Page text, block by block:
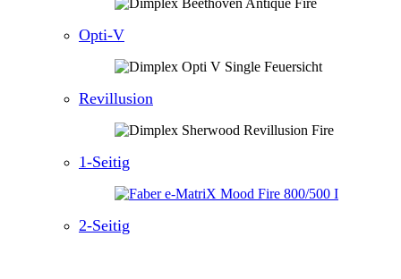
Opti-V
Revillusion
1-Seitig
2-Seitig